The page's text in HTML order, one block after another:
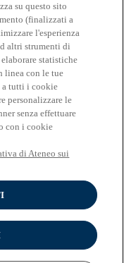
A. Gemelli 1, 20123
su questo sito
(finalizzati a
l'esperienza
altri strumenti di
statistiche
linea con le tue
a tutti i cookie
personalizzare le
senza effettuare
con i cookie
di Ateneo sui